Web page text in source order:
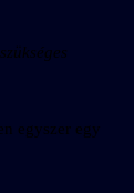
egyszer egy